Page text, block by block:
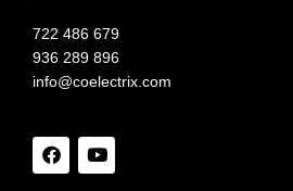
722 486 679
936 289 896
info@coelectrix.com